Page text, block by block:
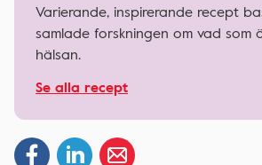
Varierande, inspirerande recept
samlade forskningen om vad som
hälsan.
Se alla recept